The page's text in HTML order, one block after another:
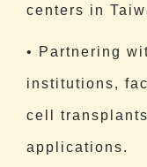
centers in
• Partnering
institutions,
cell
applications.